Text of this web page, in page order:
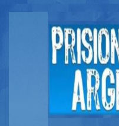
Buscador
Documentos